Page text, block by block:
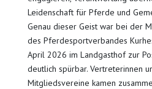
Leidenschaft für Pferde und
Genau dieser Geist war bei der
des Pferdesportverbandes
April 2026 im Landgasthof zur
deutlich spürbar. Vertreterinnen
Mitgliedsvereine kamen